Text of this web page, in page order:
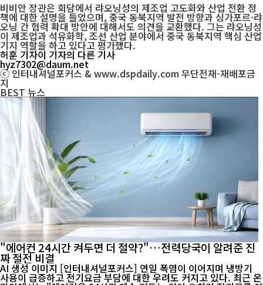
비비안 장관은 회담에서 랴오닝성의 제조업 고도화와 산업 전환 정
책에 대한 설명을 들었으며, 중국 동북지역 발전 방향과 싱가포르·랴
오닝 간 협력 확대 방안에 대해서도 의견을 교환했다. 그는 랴오닝성
이 제조업과 석유화학, 조선 산업 분야에서 중국 동북지역 핵심 산업
기지 역할을 하고 있다고 평가했다.
허훈 기자이 기자의 다른 기사
hyz7302@daum.net
ⓒ 인터내셔널포커스 & www.dspdaily.com 무단전재-재배포금
지
BEST 뉴스
"에어컨 24시간 켜두면 더 절약?"…전력당국이 알려준 진
짜 절전 비결
AI 생성 이미지 [인터내셔널포커스] 연일 폭염이 이어지며 냉방기
사용이 급증하고 전기요금 부담에 대한 우려도 커지고 있다. 최근 온